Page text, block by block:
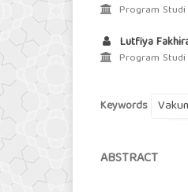
Program Studi
Lutfiya
Program
Keywords
ABSTRACT